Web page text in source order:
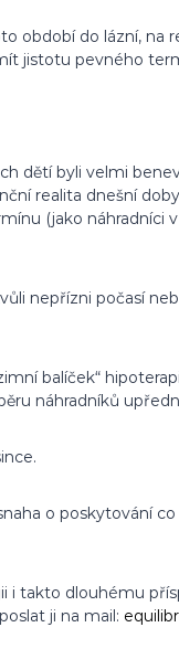
období do lázní, na
jistotu pevného
dětí byli velmi
realita dnešní
(jako náhradníci
nepřízni počasí
balíček“
náhradníků
o poskytování
i takto dlouhému
ji na mail: